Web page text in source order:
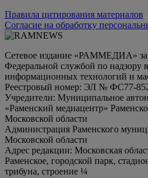
Правила цитирования материалов
Согласие на обработку
Сетевое издание «РАММЕДИА»
Федеральной службой по надзору
информационных технологий и
Реестровый номер: ЭЛ № ФС77-
Учредители: Муниципальное
«Раменский медиацентр»
Московской области
Администрация Раменского
Московской области
Адрес редакции: Московская
Раменское, городской парк,
трибуна, строение ¼